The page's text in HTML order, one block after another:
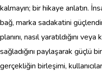
kalmayın; bir hikaye anlatın.
bağ, marka sadakatini
planını, nasıl yaratıldığını
sağladığını paylaşarak güçlü
gerçekliğin birleşimi,